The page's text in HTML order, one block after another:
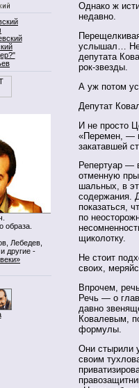
образа.
Лебедев,
другие -
Однако ж
недавно.
услышал…
депутата
рок-звезды.
А уж потом
Депутат
И не просто
«Перемен, —
закатавшей
Репертуар —
отменную
шальных, в
содержания.
показаться,
по
щиколотку.
Не стоит
своих,
Впрочем,
Речь — о
давно
Ковалевым,
формулы.
Они стырили
своим